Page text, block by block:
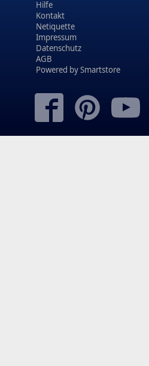
Hilfe
Kontakt
Netiquette
Impressum
Datenschutz
AGB
Powered bySmartstore